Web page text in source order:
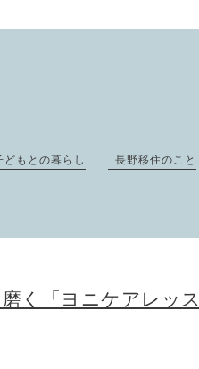
どもとの暮らし 長野移住のこと
く「ヨニケアレッス